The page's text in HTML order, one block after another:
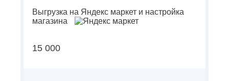
Выгрузка на Яндекс маркет и настройка
магазина
15 000